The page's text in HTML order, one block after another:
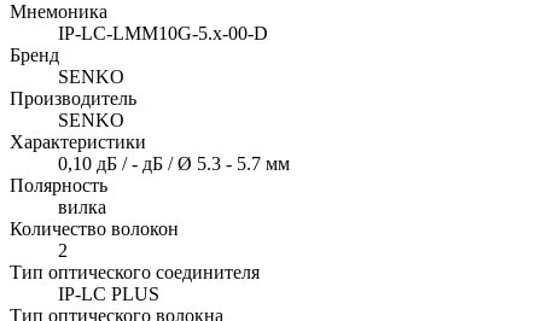
Мнемоника
IP-LC-LMM10G-5.x-00-D
Бренд
SENKO
Производитель
SENKO
Характеристики
0,10 дБ / - дБ / Ø 5.3 - 5.7 мм
Полярность
вилка
Количество волокон
2
Тип оптического соединителя
IP-LC PLUS
Тип оптического волокна